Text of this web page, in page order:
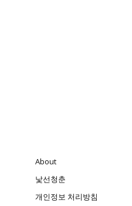
About
낯선청춘
개인정보 처리방침